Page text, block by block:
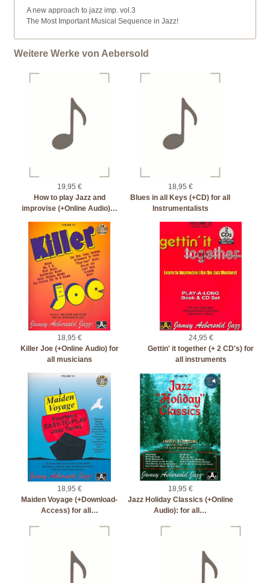
A new approach to jazz imp. vol.3
The Most Important Musical Sequence in Jazz!
Weitere Werke von Aebersold
19,95 €
How to play Jazz and
improvise (+Online Audio)…
18,95 €
Blues in all Keys (+CD) for all
Instrumentalists
18,95 €
Killer Joe (+Online Audio) for
all musicians
24,95 €
Gettin' it together (+ 2 CD's) for
all instruments
18,95 €
Maiden Voyage (+Download-
Access) for all…
18,95 €
Jazz Holiday Classics (+Online
Audio): for all…